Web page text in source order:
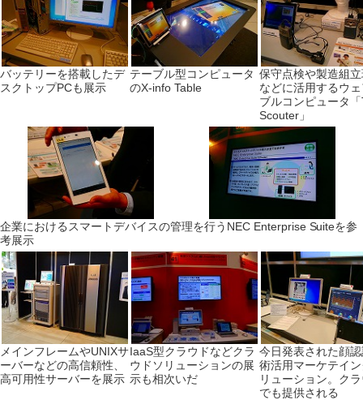
バッテリーを搭載したデ
スクトップPCも展示
テーブル型コンピュータ
のX-info Table
保守点検や製造組
などに活用するウ
ブルコンピュータ「
Scouter」
企業におけるスマートデバイスの管理を行うNEC Enterprise Suiteを参
考展示
メインフレームやUNIXサ
ーバーなどの高信頼性、
高可用性サーバーを展示
IaaS型クラウドなどクラ
ウドソリューションの展
示も相次いだ
今日発表された顔
術活用マーケテイ
リューション。ク
でも提供される